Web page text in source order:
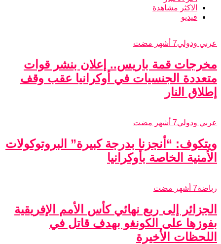
الاكثر مشاهدة
فيديو
عربي ودولي7 أشهر مضت
مخرجات قمة باريس.. إعلان بنشر قوات
متعددة الجنسيات في أوكرانيا عقب وقف
إطلاق النار
عربي ودولي7 أشهر مضت
ويتكوف: “أنجزنا بدرجة كبيرة” البروتوكولات
الأمنية الخاصة بأوكرانيا
رياضة7 أشهر مضت
الجزائر إلى ربع نهائي كأس الأمم الإفريقية
بفوزها على الكونغو بهدف قاتل في
اللحظات الأخيرة